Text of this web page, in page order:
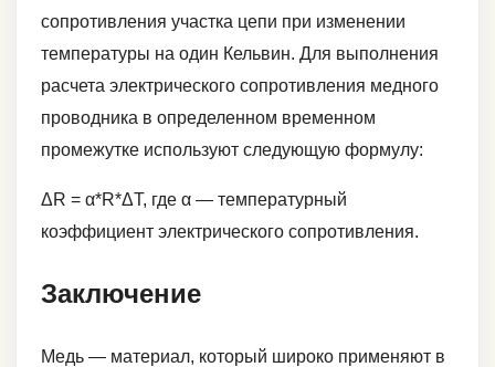
сопротивления участка цепи при изменении
температуры на один Кельвин. Для выполнения
расчета электрического сопротивления медного
проводника в определенном временном
промежутке используют следующую формулу:
ΔR = α*R*ΔT, где α — температурный
коэффициент электрического сопротивления.
Заключение
Медь — материал, который широко применяют в